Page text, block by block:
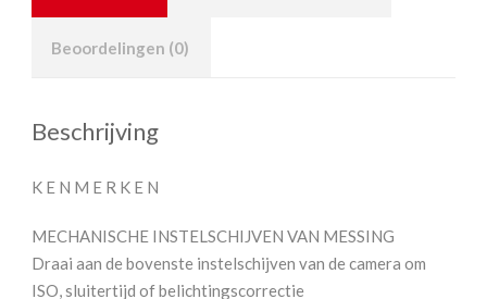
Beoordelingen (0)
Beschrijving
K E N M E R K E N
MECHANISCHE INSTELSCHIJVEN VAN MESSING
Draai aan de bovenste instelschijven van de camera om
ISO, sluitertijd of belichtingscorrectie